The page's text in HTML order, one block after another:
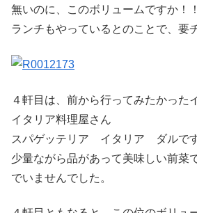
無いのに、このボリュームですか！！
ランチもやっているとのことで、要
４軒目は、前から行ってみたかった
イタリア料理屋さん
スパゲッテリア イタリア ダルです
少量ながら品があって美味しい前菜
でいませんでした。